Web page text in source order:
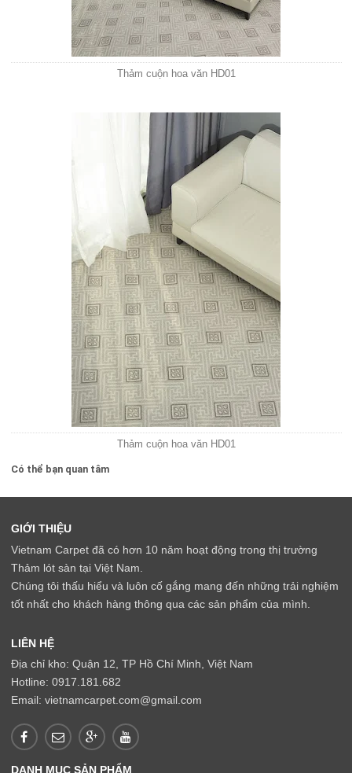
Thảm cuộn hoa văn HD01
Thảm cuộn hoa văn HD01
Có thể bạn quan tâm
GIỚI THIỆU
Vietnam Carpet đã có hơn 10 năm hoạt động trong thị trường
Thảm lót sàn tại Việt Nam.
Chúng tôi thấu hiểu và luôn cố gắng mang đến những trải nghiệm
tốt nhất cho khách hàng thông qua các sản phẩm của mình.
LIÊN HỆ
Địa chỉ kho: Quận 12, TP Hồ Chí Minh, Việt Nam
Hotline: 0917.181.682
Email: vietnamcarpet.com@gmail.com
DANH MỤC SẢN PHẨM